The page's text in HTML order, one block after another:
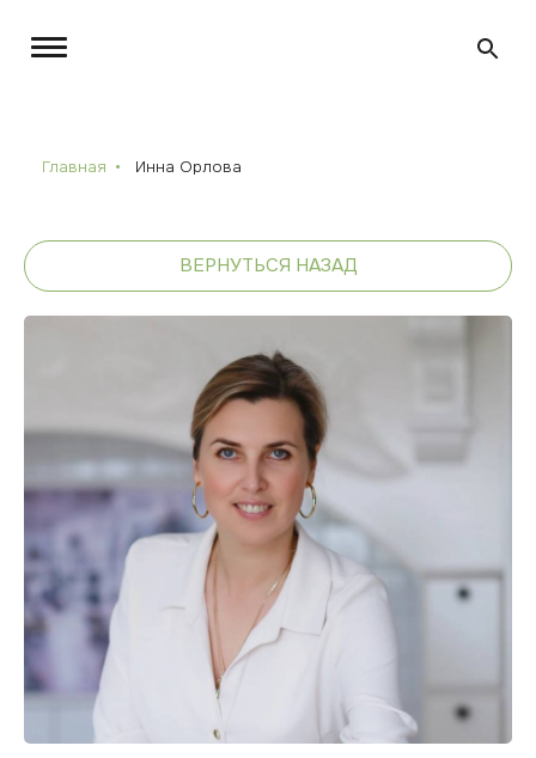
Главная Инна Орлова
ВЕРНУТЬСЯ НАЗАД